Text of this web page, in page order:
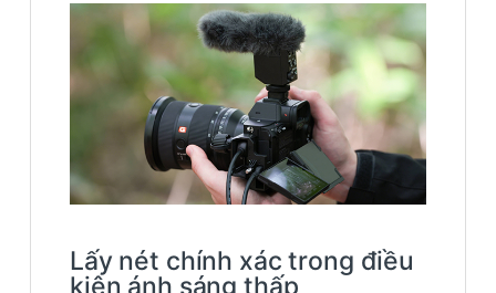
Lấy nét chính xác trong điều
kiện ánh sáng thấp